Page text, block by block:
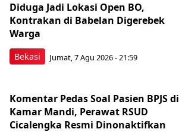
Bekasi
Diduga Jadi Lokasi Open BO,
Kontrakan di Babelan Digerebek
Warga
Jumat, 7 Agu 2026 - 21:59
Komentar Pedas Soal Pasien BPJS di
Kamar Mandi, Perawat RSUD
Cicalengka Resmi Dinonaktifkan